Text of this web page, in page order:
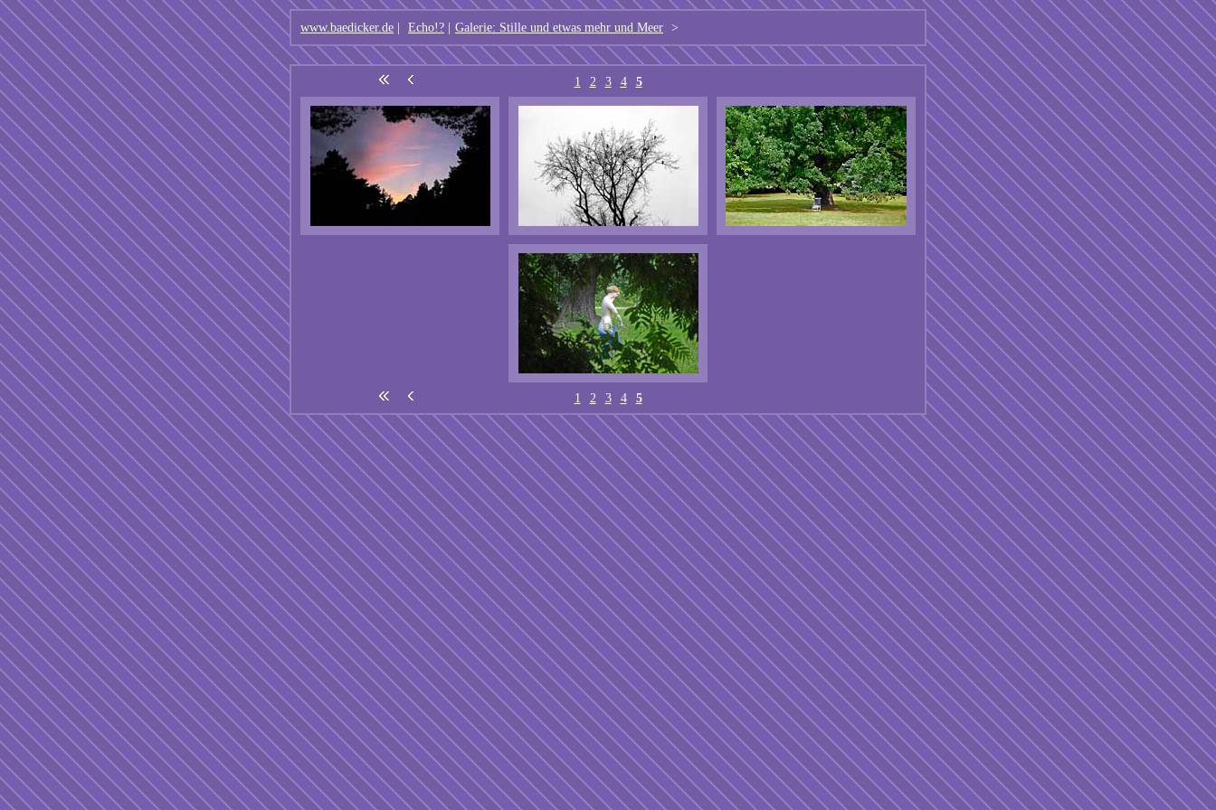
www.baedicker.de | Echo!? | Galerie: Stille und etwas mehr und Meer >
1 2 3 4 5
1 2 3 4 5